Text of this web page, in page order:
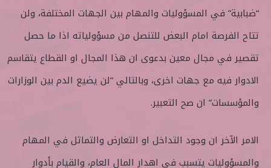
“ضبابية” في المسؤوليات والمهام بين الجهات المختلفة، ولن
تتاح الفرصة امام البعض للتنصل من مسؤولياته اذا ما حصل
تقصير في مجال معين بدعوى ان هذا المجال او القطاع يتقاسم
الادوار فيه مع جهات اخرى، وبالتالي “لن يضيع الدم بين الوزارات
والمؤسسات” ان صح التعبير.
الامر الآخر ان وجود التداخل او التعارض والتماثل في المهام
والمسؤوليات يتسبب في اهدار المال العام، والقيام بأدوار